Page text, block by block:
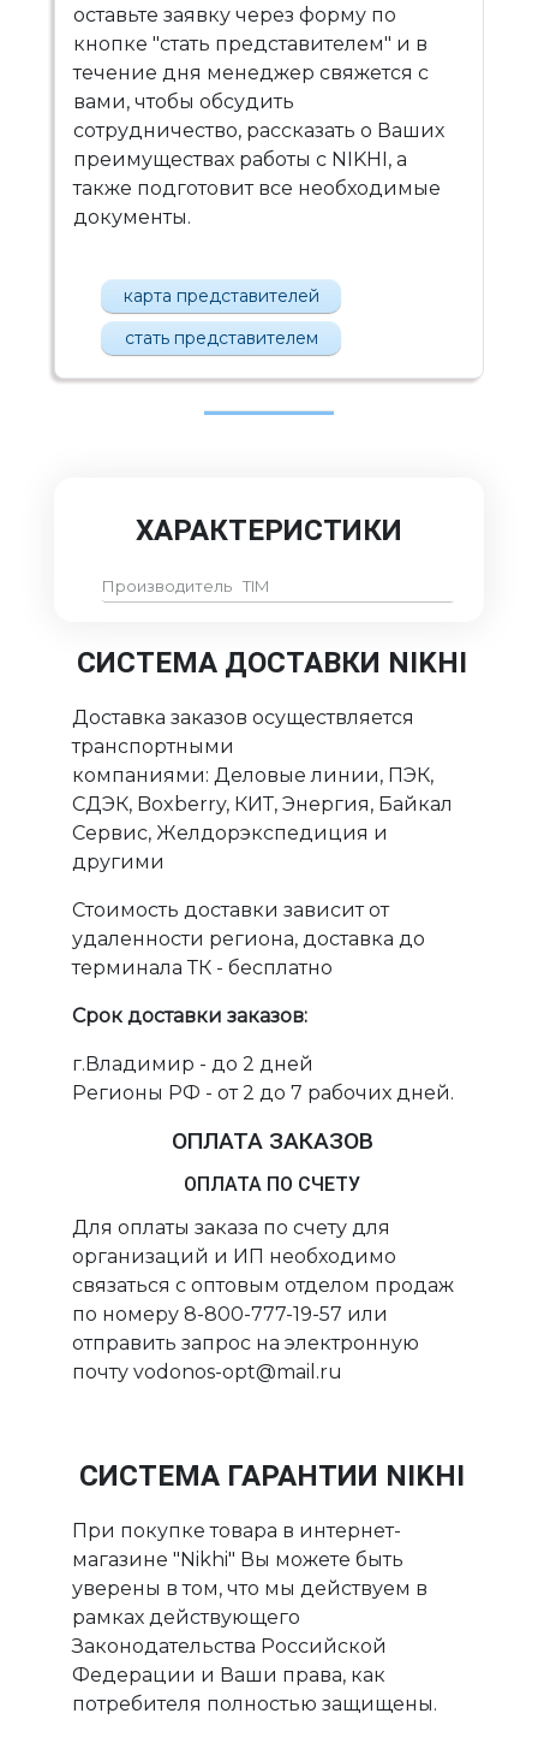
оставьте заявку через форму по
кнопке "стать представителем" и в
течение дня менеджер свяжется с
вами, чтобы обсудить
сотрудничество, рассказать о Ваших
преимуществах работы с NIKHI, а
также подготовит все необходимые
документы.
карта представителей
стать представителем
ХАРАКТЕРИСТИКИ
Производитель TIM
СИСТЕМА ДОСТАВКИ NIKHI
Доставка заказов осуществляется
транспортными
компаниями: Деловые линии, ПЭК,
СДЭК, Boxberry, КИТ, Энергия, Байкал
Сервис, Желдорэкспедиция и
другими
Стоимость доставки зависит от
удаленности региона, доставка до
терминала ТК - бесплатно
Срок доставки заказов:
г.Владимир - до 2 дней
Регионы РФ - от 2 до 7 рабочих дней.
ОПЛАТА ЗАКАЗОВ
ОПЛАТА ПО СЧЕТУ
Для оплаты заказа по счету для
организаций и ИП необходимо
связаться с оптовым отделом продаж
по номеру 8-800-777-19-57 или
отправить запрос на электронную
почту vodonos-opt@mail.ru
СИСТЕМА ГАРАНТИИ NIKHI
При покупке товара в интернет-
магазине "Nikhi" Вы можете быть
уверены в том, что мы действуем в
рамках действующего
Законодательства Российской
Федерации и Ваши права, как
потребителя полностью защищены.